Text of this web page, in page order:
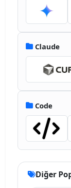
Claude
Code
Diğer